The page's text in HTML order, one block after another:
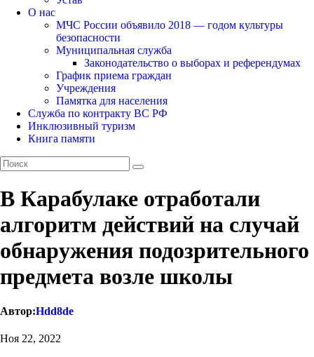
О нас
МЧС России объявило 2018 — годом культуры
безопасности
Муниципальная служба
Законодательство о выборах и референдумах
График приема граждан
Учреждения
Памятка для населения
Служба по контракту ВС РФ
Инклюзивный туризм
Книга памяти
В Карабулаке отработали
алгоритм действий на случай
обнаружения подозрительного
предмета возле школы
Автор:Hdd8de
Ноя 22, 2022